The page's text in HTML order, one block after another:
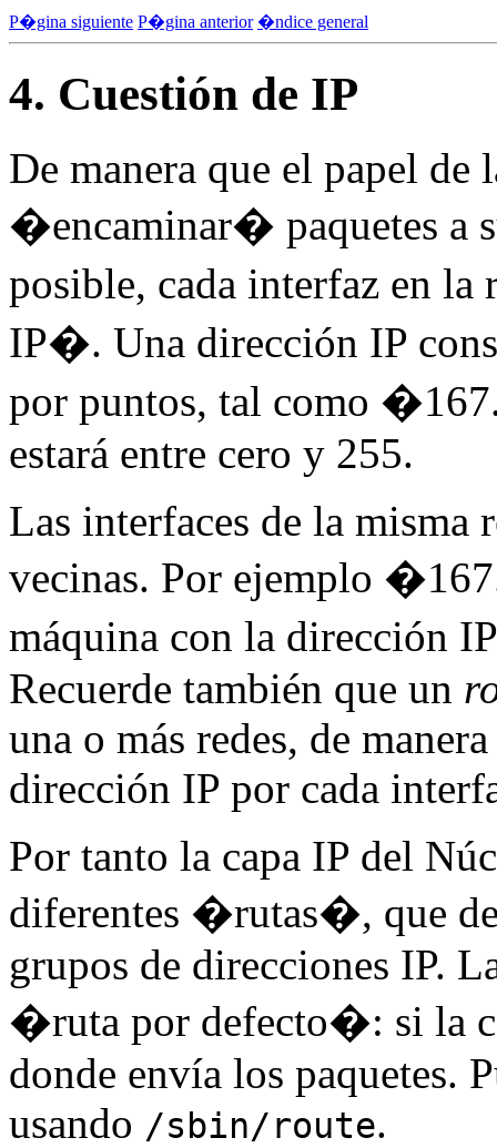
P�gina siguiente P�gina anterior �ndice general
4. Cuestión de IP
De manera que el papel de
�encaminar� paquetes a
posible, cada interfaz en
IP�. Una dirección IP
por puntos, tal como
estará entre cero y 255.
Las interfaces de la misma
vecinas. Por ejemplo
máquina con la dirección
Recuerde también que un
una o más redes, de
dirección IP por cada
Por tanto la capa IP del
diferentes �rutas�, que
grupos de direcciones IP.
�ruta por defecto�: si la
donde envía los paquetes.
usando /sbin/route.